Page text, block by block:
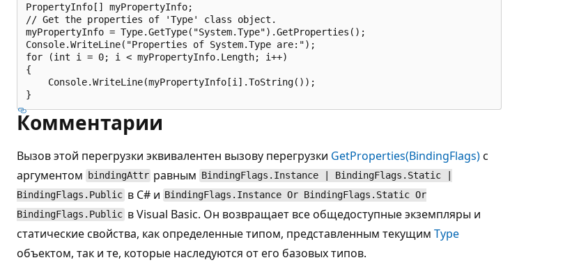
PropertyInfo[] myPropertyInfo;
// Get the properties of 'Type' class object.
myPropertyInfo = Type.GetType("System.Type").GetProperties();
Console.WriteLine("Properties of System.Type are:");
for (int i = 0; i < myPropertyInfo.Length; i++)
{
    Console.WriteLine(myPropertyInfo[i].ToString());
Комментарии
Вызов этой перегрузки эквивалентен вызову перегрузки GetProperties(BindingFlags)с
аргументом
bindingAttr равным BindingFlags.Instance | BindingFlags.Static |
BindingFlags.Public в C# и BindingFlags.Instance Or BindingFlags.Static Or
BindingFlags.Public в Visual Basic. Он возвращает все общедоступные экземпляры и
статические свойства, как определенные типом, представленным текущим Type
объектом, так и те, которые наследуются от его базовых типов.